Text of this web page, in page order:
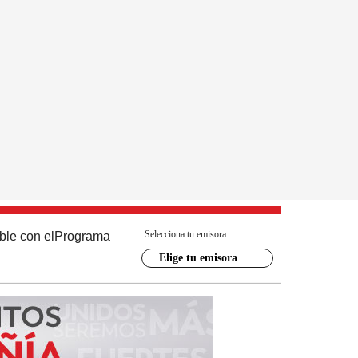
con el Programa Selecciona tu emisora
Elige tu emisora